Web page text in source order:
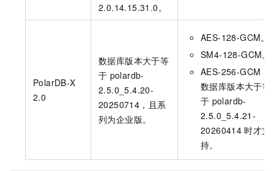
2.0.14.15.31.0。
PolarDB-X
2.0
数据库版本大于等
于 polardb-
2.5.0_5.4.20-
20250714，且系
列为企业版。
AES-128-GCM。
SM4-128-GCM。
AES-256-GCM：
数据库版本大于等
于 polardb-
2.5.0_5.4.21-
20260414 时才支
持。